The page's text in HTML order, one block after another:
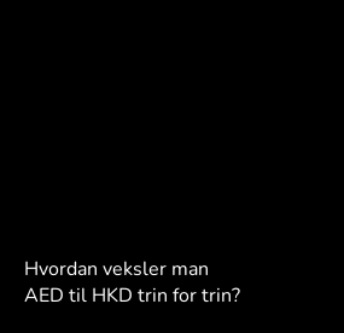
Hvordan veksler man
AED til HKD trin for trin?